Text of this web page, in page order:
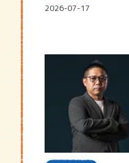
2026-07-17